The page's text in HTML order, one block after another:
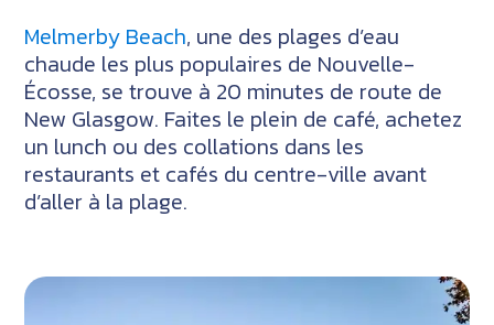
Melmerby Beach, une des plages d’eau
chaude les plus populaires de Nouvelle-
Écosse, se trouve à 20 minutes de route de
New Glasgow. Faites le plein de café, achetez
un lunch ou des collations dans les
restaurants et cafés du centre-ville avant
d’aller à la plage.